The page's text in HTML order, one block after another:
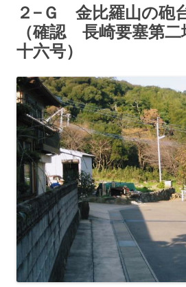
２−Ｇ 金比羅山の
（確認 長崎要塞第
十六号）